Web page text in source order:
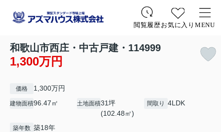
閲覧履歴お気に入り MENU
和歌山市西庄・中古戸建・114999
1,300万円
価格 1,300万円
建物面積96.47㎡ 土地面積31坪
(102.48㎡)
間取り 4LDK
築年数 築18年